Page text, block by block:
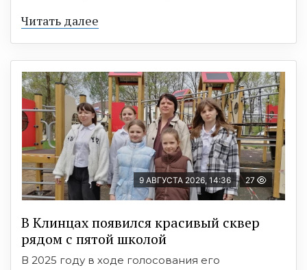
Читать далее
9 АВГУСТА 2026, 14:36 27
В Клинцах появился красивый сквер
рядом с пятой школой
В 2025 году в ходе голосования его